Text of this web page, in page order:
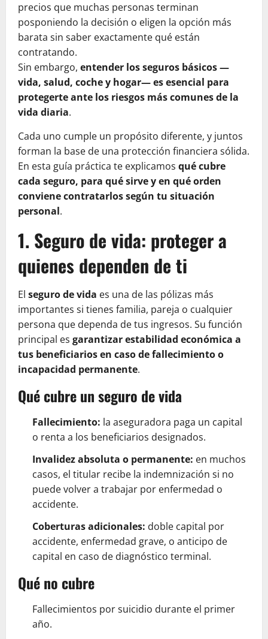
precios que muchas personas terminan
posponiendo la decisión o eligen la opción más
barata sin saber exactamente qué están
contratando.
Sin embargo, entender los seguros básicos —
vida, salud, coche y hogar— es esencial para
protegerte ante los riesgos más comunes de la
vida diaria.
Cada uno cumple un propósito diferente, y juntos
forman la base de una protección financiera sólida.
En esta guía práctica te explicamos qué cubre
cada seguro, para qué sirve y en qué orden
conviene contratarlos según tu situación
personal.
1. Seguro de vida: proteger a
quienes dependen de ti
El seguro de vida es una de las pólizas más
importantes si tienes familia, pareja o cualquier
persona que dependa de tus ingresos. Su función
principal es garantizar estabilidad económica a
tus beneficiarios en caso de fallecimiento o
incapacidad permanente.
Qué cubre un seguro de vida
Fallecimiento: la aseguradora paga un capital
o renta a los beneficiarios designados.
Invalidez absoluta o permanente: en muchos
casos, el titular recibe la indemnización si no
puede volver a trabajar por enfermedad o
accidente.
Coberturas adicionales: doble capital por
accidente, enfermedad grave, o anticipo de
capital en caso de diagnóstico terminal.
Qué no cubre
Fallecimientos por suicidio durante el primer
año.